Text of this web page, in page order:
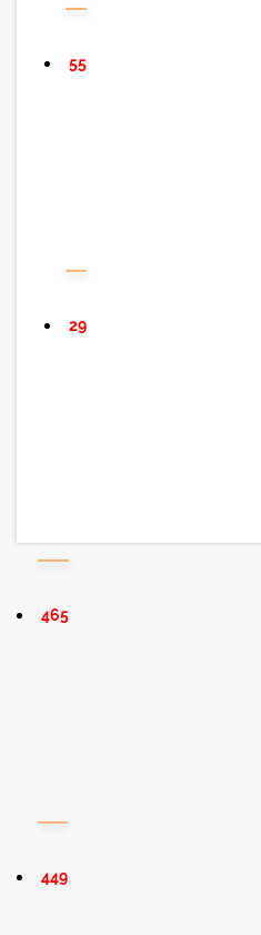
55
29
465
449